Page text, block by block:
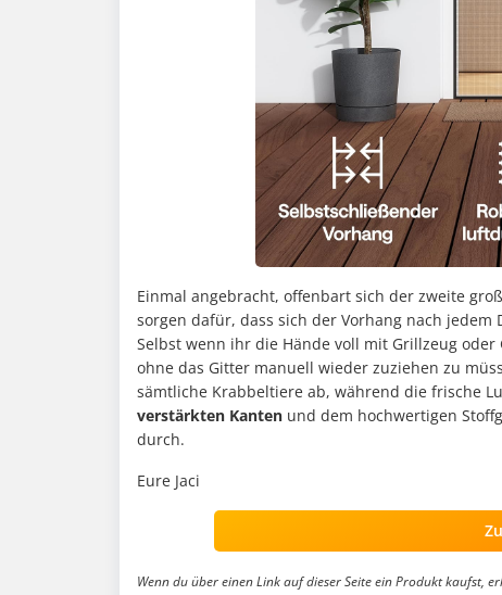
Einmal angebracht, offenbart sich der zweite
sorgen dafür, dass sich der Vorhang nach jedem
Selbst wenn ihr die Hände voll mit Grillzeug
ohne das Gitter manuell wieder zuziehen zu
sämtliche Krabbeltiere ab, während die frische
verstärkten Kanten und dem hochwertigen
durch.
Eure Jaci
Wenn du über einen Link auf dieser Seite ein Produkt kaufst,